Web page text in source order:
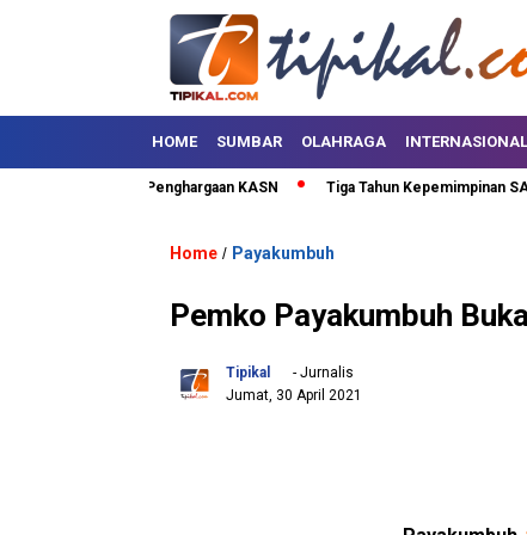
HOME SUMBAR OLAHRAGA INTERNASIONAL
Kota Terima Penghargaan KASN Tiga Tahun Kepemimpinan
Home / Payakumbuh
Pemko Payakumbuh
Tipikal
- Jurnalis
Jumat, 30 April 2021